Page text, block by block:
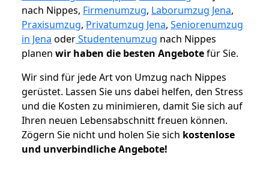
nach Nippes, Firmenumzug, Laborumzug Jena,
Praxisumzug, Privatumzug Jena, Seniorenumzug
in Jena oderStudentenumzug nach Nippes
planen wir haben die besten Angebotefür Sie.
Wir sind für jede Art von Umzug nach Nippes
gerüstet. Lassen Sie uns dabei helfen, den Stress
und die Kosten zu minimieren, damit Sie sich auf
Ihren neuen Lebensabschnitt freuen können.
Zögern Sie nicht und holen Sie sich kostenlose
und unverbindliche Angebote!